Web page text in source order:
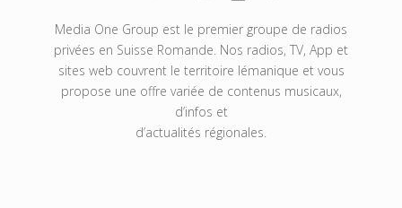
Media One Group est le premier groupe de radios
privées en Suisse Romande. Nos radios, TV, App et
sites web couvrent le territoire lémanique et vous
propose une offre variée de contenus musicaux,
d’infos et
d’actualités régionales.